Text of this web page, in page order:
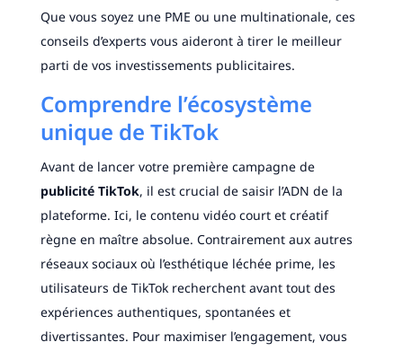
Que vous soyez une PME ou une multinationale, ces
conseils d’experts vous aideront à tirer le meilleur
parti de vos investissements publicitaires.
Comprendre l’écosystème
unique de TikTok
Avant de lancer votre première campagne de
publicité TikTok, il est crucial de saisir l’ADN de la
plateforme. Ici, le contenu vidéo court et créatif
règne en maître absolue. Contrairement aux autres
réseaux sociaux où l’esthétique léchée prime, les
utilisateurs de TikTok recherchent avant tout des
expériences authentiques, spontanées et
divertissantes. Pour maximiser l’engagement, vous